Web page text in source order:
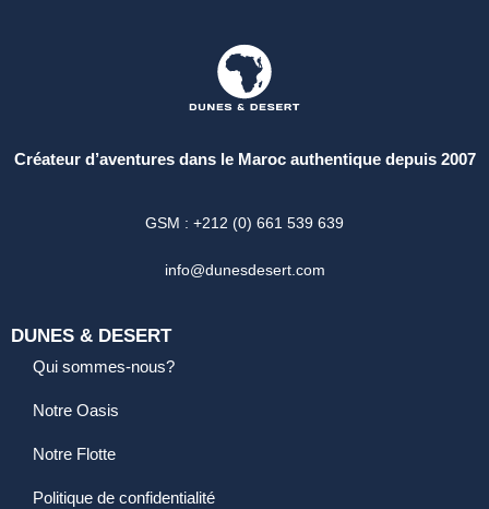
Créateur d’aventures dans le Maroc authentique depuis 2007
GSM : +212 (0) 661 539 639
info@dunesdesert.com
DUNES & DESERT
Qui sommes-nous?
Notre Oasis
Notre Flotte
Politique de confidentialité